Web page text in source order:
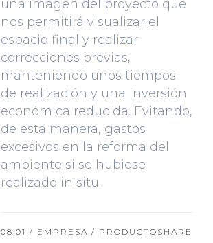
una imagen del proyecto que
nos permitirá visualizar el
espacio final y realizar
correcciones previas,
manteniendo unos tiempos
de realización y una inversión
económica reducida. Evitando,
de esta manera, gastos
excesivos en la reforma del
ambiente si se hubiese
realizado in situ.
08:01 / EMPRESA / PRODUCTO SHARE